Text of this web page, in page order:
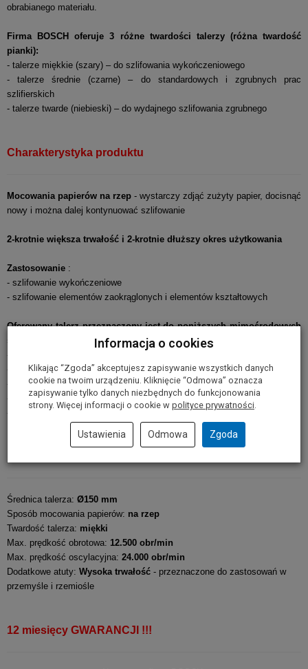
obrabianego materiału.
Firma BOSCH oferuje 3 różne twardości talerzy (różna twardość
pianki):
- talerze miękkie (szary) – do szlifowania wykończeniowego
- talerze średnie (czarne) – do standardowych i zgrubnych prac
szlifierskich
- talerze twarde (niebieski) – do wydajnego szlifowania zgrubnego
Charakterystyka produktu
Mocowania papierów na rzep - wystarczy zdjąć zużyty papier, docisnąć
nowy i można dalej kontynuować szlifowanie
2-krotnie większa trwałość i 2-krotnie dłuższy okres użytkowania
Zastosowanie :
- szlifowanie wykończeniowe
- szlifowanie elementów zaokrąglonych i elementów kształtowych
Oferowany talerz przeznaczony jest do poniższych mimośrodowych
szlifierek oscylacyjnych:
- GEX 125-150 AVE BOSCH Professional
- GEX 150 TURBO BOSCH Professional
- GEX 150 AC BOSCH Professional
- GEX 150 A BOSCH Professional
- PEX 15 AE BOSCH
Średnica talerza: Ø150 mm
Sposób mocowania papierów: na rzep
Twardość talerza: miękki
Max. prędkość obrotowa: 12.500 obr/min
Max. prędkość oscylacyjna: 24.000 obr/min
Dodatkowe atuty: Wysoka trwałość - przeznaczone do zastosowań w
przemyśle i rzemiośle
12 miesięcy GWARANCJI !!!
Informacja o cookies
Klikając “Zgoda” akceptujesz zapisywanie wszystkich danych
cookie na twoim urządzeniu. Kliknięcie “Odmowa” oznacza
zapisywanie tylko danych niezbędnych do funkcjonowania
strony. Więcej informacji o cookie w polityce prywatności
Ustawienia Odmowa Zgoda